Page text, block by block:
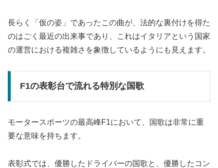
長らく「仮の姿」であったこの曲が、法的な裏付けを得た
のはごく最近の出来事であり、これはイタリアという国家
の運営における複雑さを象徴しているようにも見えます。
F1の表彰台で流れる特別な国歌
モータースポーツの最高峰F1において、国歌は非常に重
要な意味を持ちます。
表彰式では、優勝したドライバーの国歌と、優勝したコン